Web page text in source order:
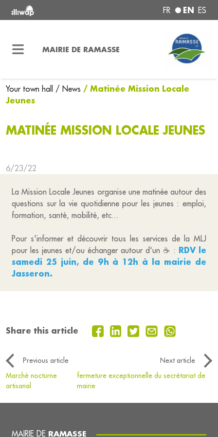
FR EN ES
MAIRIE DE RAMASSE
Your town hall / News / Matinée Mission Locale
Jeunes
MATINÉE MISSION LOCALE JEUNES
6/23/22
La Mission Locale Jeunes organise une matinée autour des
questions sur la vie quotidienne pour les jeunes : emploi,
formation, santé, mobilité, etc...
Pour s'informer et découvrir tous les services de la MLJ
pour les jeunes et/ou échanger autour d'un ☕ : RDV le
samedi 25 juin, de 9h à 12h à la mairie de
Jasseron.
Share this article
Previous article
Next article
Marché nocturne
artisanal
fermeture exceptionnelle du secrétariat de
mairie
MAIRIE DE RAMASSE